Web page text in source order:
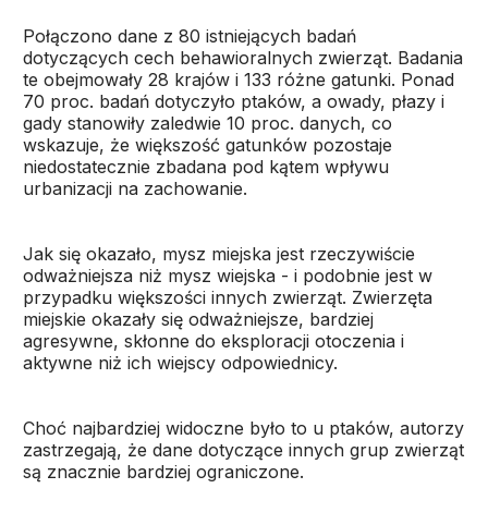
Połączono dane z 80 istniejących badań
dotyczących cech behawioralnych zwierząt. Badania
te obejmowały 28 krajów i 133 różne gatunki. Ponad
70 proc. badań dotyczyło ptaków, a owady, płazy i
gady stanowiły zaledwie 10 proc. danych, co
wskazuje, że większość gatunków pozostaje
niedostatecznie zbadana pod kątem wpływu
urbanizacji na zachowanie.
Jak się okazało, mysz miejska jest rzeczywiście
odważniejsza niż mysz wiejska - i podobnie jest w
przypadku większości innych zwierząt. Zwierzęta
miejskie okazały się odważniejsze, bardziej
agresywne, skłonne do eksploracji otoczenia i
aktywne niż ich wiejscy odpowiednicy.
Choć najbardziej widoczne było to u ptaków, autorzy
zastrzegają, że dane dotyczące innych grup zwierząt
są znacznie bardziej ograniczone.